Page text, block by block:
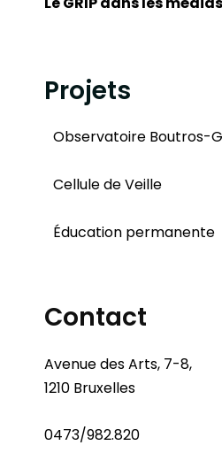
Projets
Observatoire Boutros-
Cellule de Veille
Éducation permanente
Contact
Avenue des Arts, 7-8,
1210 Bruxelles
0473/982.820